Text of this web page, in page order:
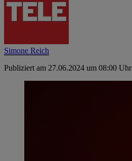
Simone Reich
Publiziert am 27.06.2024 um 08:00 Uhr